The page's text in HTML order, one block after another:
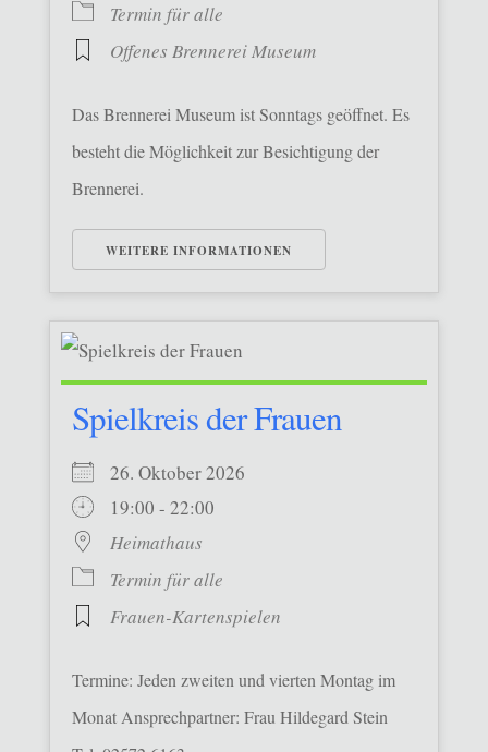
Termin für alle
Offenes Brennerei Museum
Das Brennerei Museum ist Sonntags geöffnet. Es
besteht die Möglichkeit zur Besichtigung der
Brennerei.
WEITERE INFORMATIONEN
Spielkreis der Frauen
26. Oktober 2026
19:00 - 22:00
Heimathaus
Termin für alle
Frauen-Kartenspielen
Termine: Jeden zweiten und vierten Montag im
Monat Ansprechpartner: Frau Hildegard Stein